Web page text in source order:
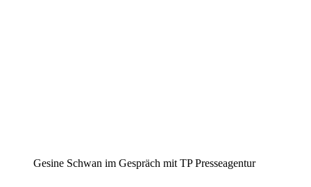
Gesine Schwan im Gespräch mit TP Presseagentur